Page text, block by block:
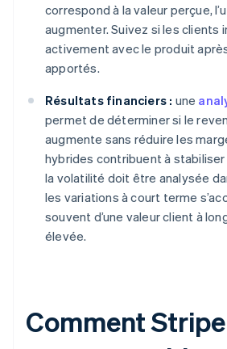
correspond à la valeur perçue,
augmenter. Suivez si les clients
activement avec le produit
apportés.
Résultats financiers : une
permet de déterminer si le
augmente sans réduire les
hybrides contribuent à stabiliser
la volatilité doit être analysée
les variations à court terme
souvent d’une valeur client à
élevée.
Comment